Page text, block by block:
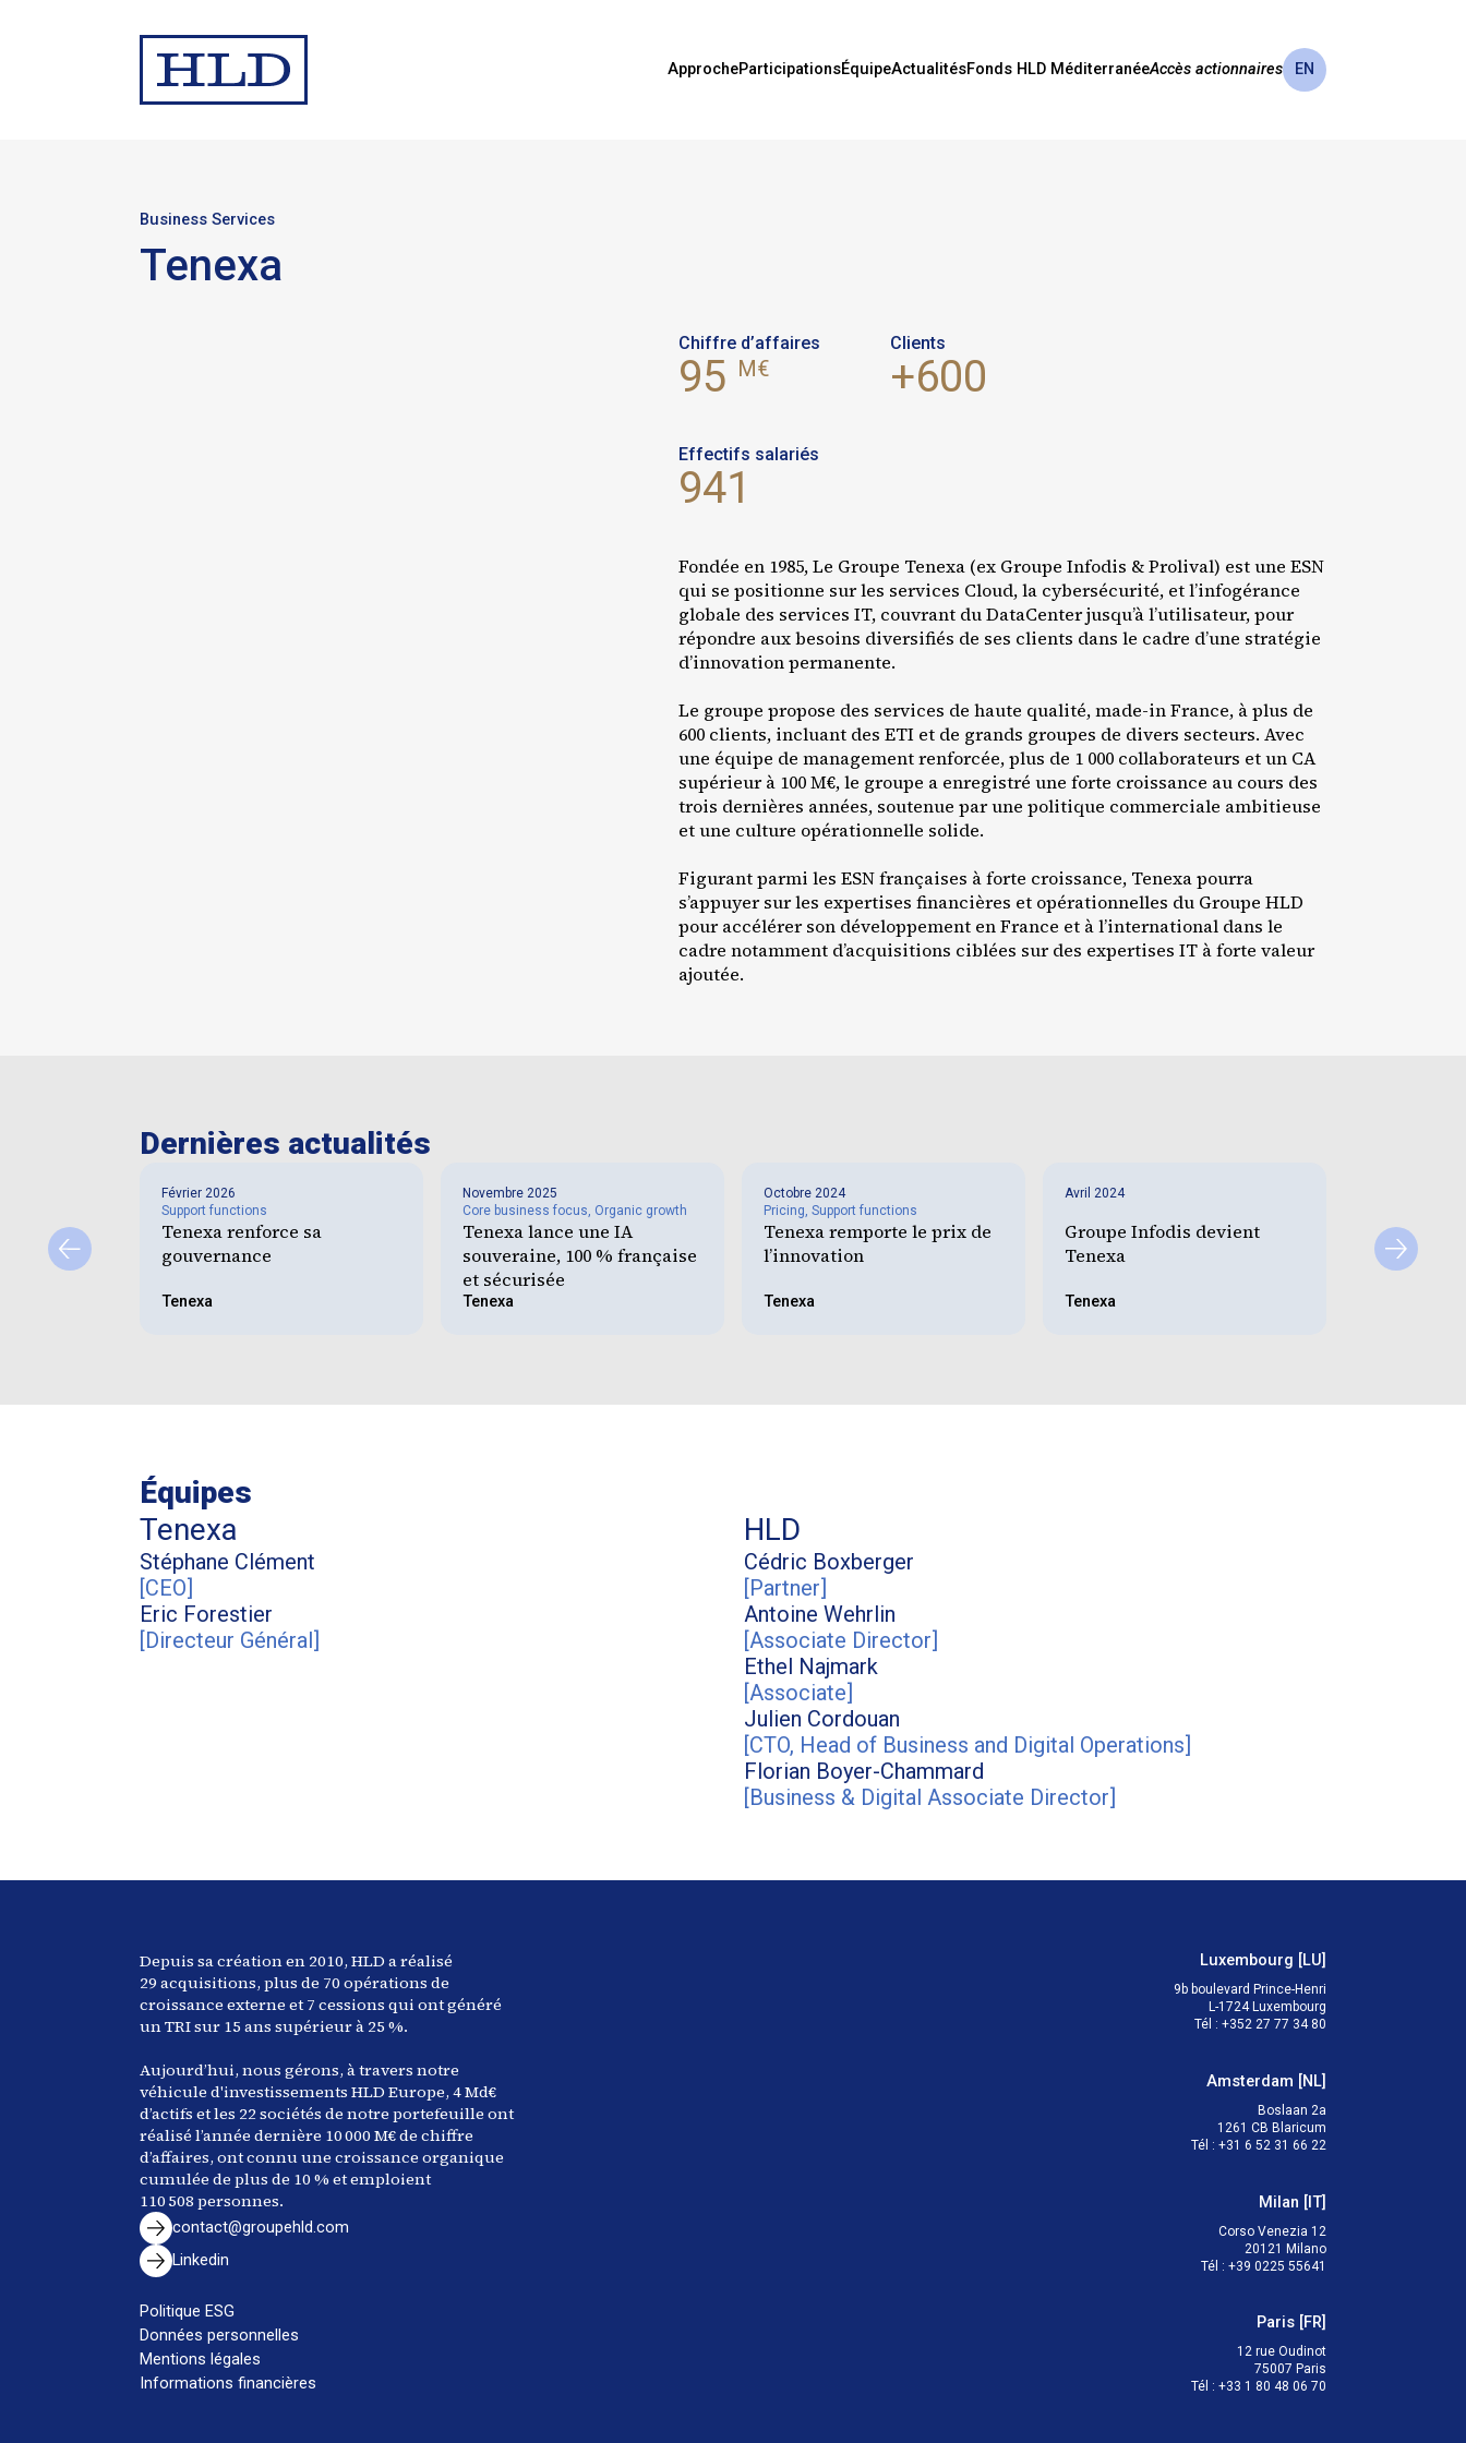
ApprocheParticipationsÉquipeActualitésFonds HLD MéditerranéeAccès actionnaires EN
Business Services
Tenexa
Chiffre d’affaires
95 M€
Clients
+600
Effectifs salariés
941
Fondée en 1985, Le Groupe Tenexa (ex Groupe Infodis & Prolival) est une ESN
qui se positionne sur les services Cloud, la cybersécurité, et l’infogérance
globale des services IT, couvrant du DataCenter jusqu’à l’utilisateur, pour
répondre aux besoins diversifiés de ses clients dans le cadre d’une stratégie
d’innovation permanente.
Le groupe propose des services de haute qualité, made-in France, à plus de
600 clients, incluant des ETI et de grands groupes de divers secteurs. Avec
une équipe de management renforcée, plus de 1 000 collaborateurs et un CA
supérieur à 100 M€, le groupe a enregistré une forte croissance au cours des
trois dernières années, soutenue par une politique commerciale ambitieuse
et une culture opérationnelle solide.
Figurant parmi les ESN françaises à forte croissance, Tenexa pourra
s’appuyer sur les expertises financières et opérationnelles du Groupe HLD
pour accélérer son développement en France et à l’international dans le
cadre notamment d’acquisitions ciblées sur des expertises IT à forte valeur
ajoutée.
Dernières actualités
Février 2026
Support functions
Tenexa renforce sa
gouvernance
Tenexa
Novembre 2025
Core business focus, Organic growth
Tenexa lance une IA
souveraine, 100 % française
et sécurisée
Tenexa
Octobre 2024
Pricing, Support functions
Tenexa remporte le prix de
l’innovation
Tenexa
Avril 2024
Groupe Infodis devient
Tenexa
Tenexa
Closing :
stratégie
Équipes
Tenexa
Stéphane Clément
[CEO]
Eric Forestier
[Directeur Général]
HLD
Cédric Boxberger
[Partner]
Antoine Wehrlin
[Associate Director]
Ethel Najmark
[Associate]
Julien Cordouan
[CTO, Head of Business and Digital Operations]
Florian Boyer-Chammard
[Business & Digital Associate Director]
Depuis sa création en 2010, HLD a réalisé
29 acquisitions, plus de 70 opérations de
croissance externe et7 cessions qui ont généré
un TRI sur 15 ans supérieur à 25 %.
Aujourd’hui, nous gérons, à travers notre
véhicule d'investissements HLD Europe, 4Md€
d’actifs et les 22 sociétés de notre portefeuille ont
réalisé l’année dernière 10 000M€ de chiffre
d’affaires, ont connu une croissance organique
cumulée de plus de 10% et emploient
110 508 personnes.
contact@groupehld.com
Linkedin
Politique ESG
Données personnelles
Mentions légales
Informations financières
Luxembourg [LU]
9b boulevard Prince-Henri
L-1724 Luxembourg
Tél : +352 27 77 34 80
Amsterdam [NL]
Boslaan 2a
1261 CB Blaricum
Tél : +31 6 52 31 66 22
Milan [IT]
Corso Venezia 12
20121 Milano
Tél : +39 0225 55641
Paris[FR]
12 rue Oudinot
75007 Paris
Tél : +33 1 80 48 06 70